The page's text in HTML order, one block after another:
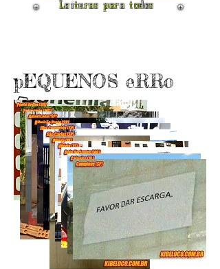
Leituras para todos
pEQUENOS eRRo